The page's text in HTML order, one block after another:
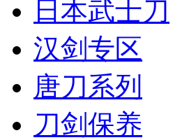
日本武士刀
汉剑专区
唐刀系列
刀剑保养